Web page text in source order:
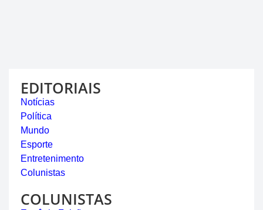
EDITORIAIS
Notícias
Política
Mundo
Esporte
Entretenimento
Colunistas
COLUNISTAS